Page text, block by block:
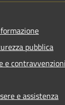
pubblica
e contravvenzioni
e assistenza